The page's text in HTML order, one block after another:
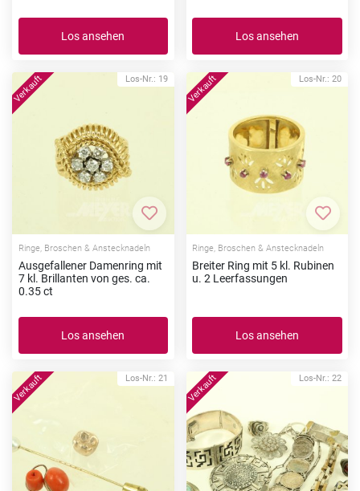
Los ansehen Los ansehen
Los-Nr.: 19
Zur Merkliste hinzufügen
Ringe, Broschen & Anstecknadeln
Ausgefallener Damenring mit
7 kl. Brillanten von ges. ca.
0.35 ct
Los ansehen
Los-Nr.: 20
Zur
Ringe, Broschen & Anstecknadeln
Breiter Ring mit 5 kl. Rubinen
u. 2 Leerfassungen
Los ansehen
Los-Nr.: 21 Los-Nr.: 22